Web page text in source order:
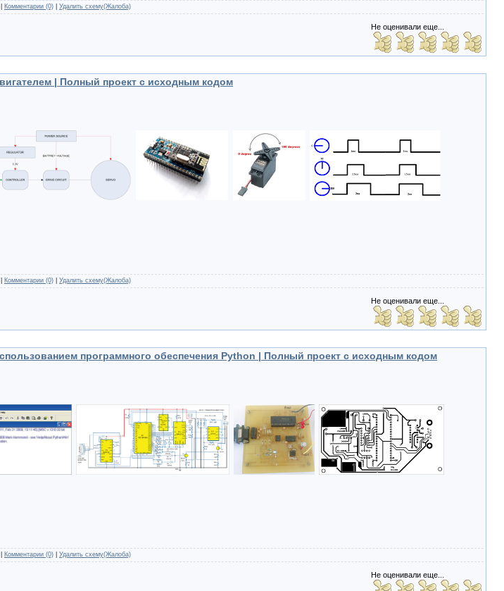
Комментарии (0) Удалить схему(Жалоба)
Не оценивали еще...
| Полный проект с исходным кодом
Комментарии (0) Удалить схему(Жалоба)
Не оценивали еще...
программного обеспечения Python | Полный проект с исходным кодом
Комментарии (0) Удалить схему(Жалоба)
Не оценивали еще...